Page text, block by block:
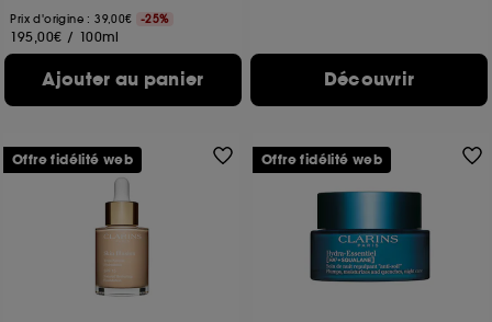
Prix d'origine : 39,00€ -25%
195,00€ / 100ml
Ajouter au panier Découvrir
Offre fidélité web Offre fidélité web